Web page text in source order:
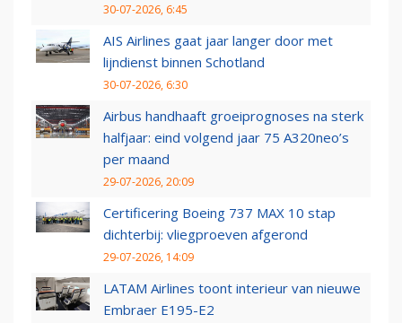
30-07-2026, 6:45
AIS Airlines gaat jaar langer door met
lijndienst binnen Schotland
30-07-2026, 6:30
Airbus handhaaft groeiprognoses na sterk
halfjaar: eind volgend jaar 75 A320neo’s
per maand
29-07-2026, 20:09
Certificering Boeing 737 MAX 10 stap
dichterbij: vliegproeven afgerond
29-07-2026, 14:09
LATAM Airlines toont interieur van nieuwe
Embraer E195-E2